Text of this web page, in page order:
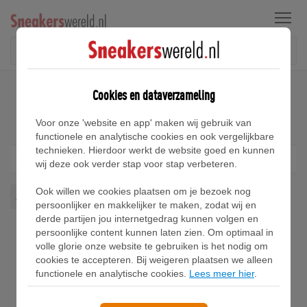
Menu
Reebok ad court Sneakers
Ad Court Wis alles
Cookies en dataverzameling
Voor onze 'website en app' maken wij gebruik van
functionele en analytische cookies en ook vergelijkbare
technieken. Hierdoor werkt de website goed en kunnen
wij deze ook verder stap voor stap verbeteren.
Ook willen we cookies plaatsen om je bezoek nog
persoonlijker en makkelijker te maken, zodat wij en
derde partijen jou internetgedrag kunnen volgen en
persoonlijke content kunnen laten zien. Om optimaal in
volle glorie onze website te gebruiken is het nodig om
cookies te accepteren. Bij weigeren plaatsen we alleen
functionele en analytische cookies. Lees meer hier.